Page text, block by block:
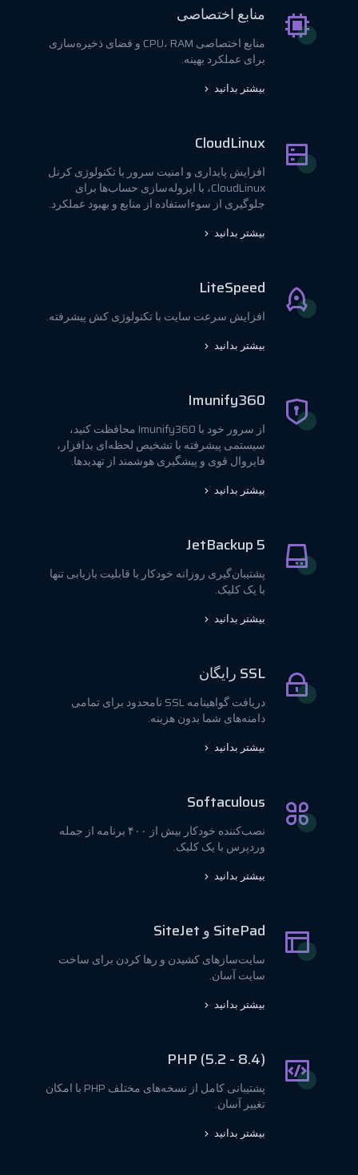
منابع اختصاصی
منابع اختصاصی CPU، RAM و فضای ذخیره‌سازی
برای عملکرد بهینه.
بیشتر بدانید
CloudLinux
افزایش پایداری و امنیت سرور با تکنولوژی کرنل
CloudLinux، با ایزوله‌سازی حساب‌ها برای
جلوگیری از سوءاستفاده از منابع و بهبود عملکرد.
بیشتر بدانید
LiteSpeed
افزایش سرعت سایت با تکنولوژی کش پیشرفته.
بیشتر بدانید
Imunify360
از سرور خود با Imunify360 محافظت کنید،
سیستمی پیشرفته با تشخیص لحظه‌ای بدافزار،
فایروال قوی و پیشگیری هوشمند از تهدیدها.
بیشتر بدانید
JetBackup 5
پشتیبان‌گیری روزانه خودکار با قابلیت بازیابی تنها
با یک کلیک.
بیشتر بدانید
SSL رایگان
دریافت گواهینامه SSL نامحدود برای تمامی
دامنه‌های شما بدون هزینه.
بیشتر بدانید
Softaculous
نصب‌کننده خودکار بیش از ۴۰۰ برنامه از جمله
وردپرس با یک کلیک.
بیشتر بدانید
SitePad و SiteJet
سایت‌سازهای کشیدن و رها کردن برای ساخت
سایت آسان.
بیشتر بدانید
PHP (5.2 - 8.4)
پشتیبانی کامل از نسخه‌های مختلف PHP با امکان
تغییر آسان.
بیشتر بدانید